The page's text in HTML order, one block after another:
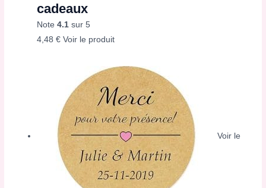
cadeaux
Note4.1 sur 5
4,48€ Voir le produit
Voir le